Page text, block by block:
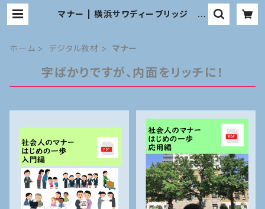
マナー | 横浜サワディーブリッジ 教
ホーム デジタル教材 マナー
字ばかりですが、内面をリッチに！